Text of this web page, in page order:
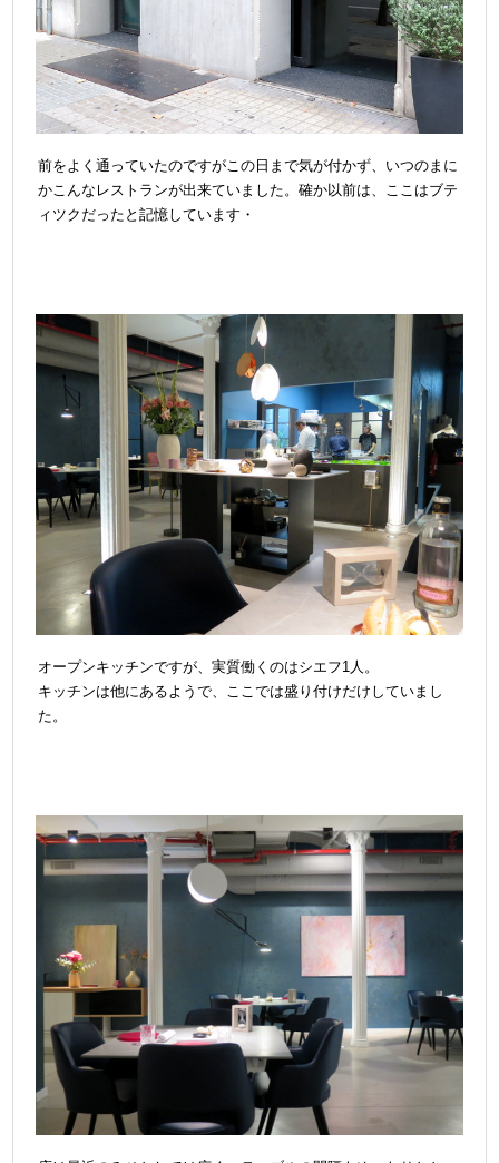
前をよく通っていたのですがこの日まで気が付かず、いつのまに
かこんなレストランが出来ていました。確か以前は、ここはブテ
ィツクだったと記憶しています・
オープンキッチンですが、実質働くのはシエフ1人。
キッチンは他にあるようで、ここでは盛り付けだけしていまし
た。